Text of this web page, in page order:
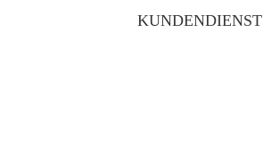
KUNDENDIENST